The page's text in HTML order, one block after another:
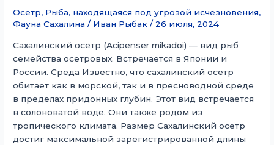
Осетр, Рыба, находящаяся под угрозой исчезновения,
Фауна Сахалина / Иван Рыбак/ 26 июля, 2024
Сахалинский осётр (Acipenser mikadoi) — вид рыб
семейства осетровых. Встречается в Японии и
России. Среда Известно, что сахалинский осетр
обитает как в морской, так и в пресноводной среде
в пределах придонных глубин. Этот вид встречается
в солоноватой воде. Они также родом из
тропического климата. Размер Сахалинский осетр
достиг максимальной зарегистрированной длины